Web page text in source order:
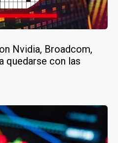
Nvidia, Broadcom,
quedarse con las